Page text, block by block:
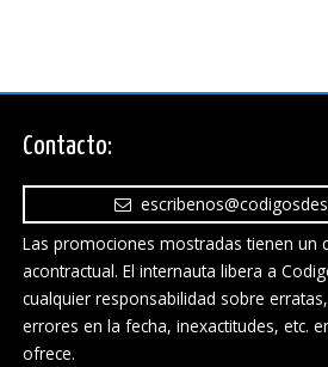
Contacto:
Las promociones mostradas tienen un
acontractual. El internauta libera a
cualquier responsabilidad sobre
errores en la fecha, inexactitudes, etc.
ofrece.